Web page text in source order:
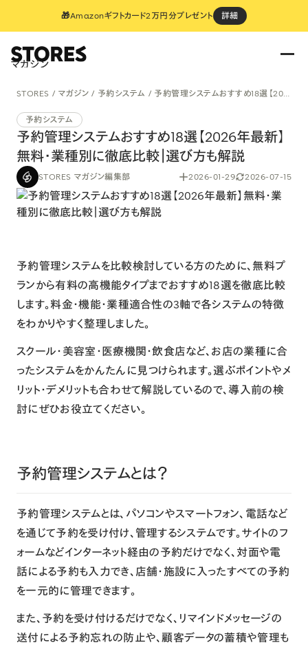
🎁Amazonギフトカード2万円分プレゼント 詳細
マガジン
STORES マガジン 予約システム 予約管理システムおすすめ18選【2026年最新】無料・業種別に徹底比較｜選び方も解説
予約システム
予約管理システムおすすめ18選【2026年最新】
無料・業種別に徹底比較｜選び方も解説
STORES マガジン編集部 2026-01-29 2026-07-15
予約管理システムを比較検討している方のために、無料プ
ランから有料の高機能タイプまでおすすめ18選を徹底比較
します。料金・機能・業種適合性の3軸で各システムの特徴
をわかりやすく整理しました。
スクール・美容室・医療機関・飲食店など、お店の業種に合
ったシステムをかんたんに見つけられます。選ぶポイントやメ
リット・デメリットも合わせて解説しているので、導入前の検
討にぜひお役立てください。
予約管理システムとは？
予約管理システムとは、パソコンやスマートフォン、電話など
を通じて予約を受け付け、管理するシステムです。サイトのフ
ォームなどインターネット経由の予約だけでなく、対面や電
話による予約も入力でき、店舗・施設に入ったすべての予約
を一元的に管理できます。
また、予約を受け付けるだけでなく、リマインドメッセージの
送付による予約忘れの防止や、顧客データの蓄積や管理も